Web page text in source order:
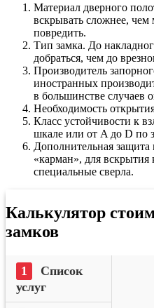
Материал дверного
вскрывать сложнее, чем
повредить.
Тип замка. До
добраться, чем до
Производитель
иностранных
в большинстве случаев
Необходимость
Класс устойчивости к
шкале или от A до D по
Дополнительная
«карман», для вскрытия
специальные сверла.
Калькулятор
замков
Список
услуг